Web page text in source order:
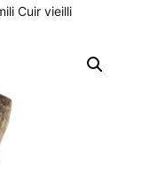
Cuir vieilli